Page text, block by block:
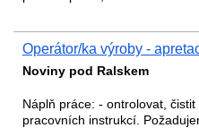
Operátor/ka výroby -
Noviny pod Ralskem
Náplň práce: - ontrolovat,
pracovních instrukcí.